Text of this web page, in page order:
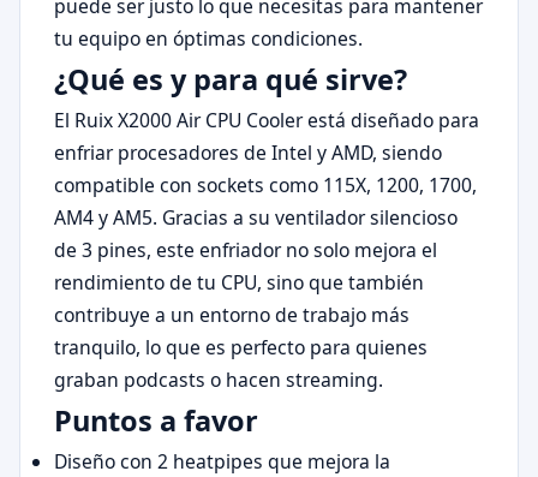
puede ser justo lo que necesitas para mantener
tu equipo en óptimas condiciones.
¿Qué es y para qué sirve?
El Ruix X2000 Air CPU Cooler está diseñado para
enfriar procesadores de Intel y AMD, siendo
compatible con sockets como 115X, 1200, 1700,
AM4 y AM5. Gracias a su ventilador silencioso
de 3 pines, este enfriador no solo mejora el
rendimiento de tu CPU, sino que también
contribuye a un entorno de trabajo más
tranquilo, lo que es perfecto para quienes
graban podcasts o hacen streaming.
Puntos a favor
Diseño con 2 heatpipes que mejora la